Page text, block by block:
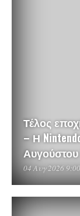
Τέλος
– Η
04 Αυγ 2026